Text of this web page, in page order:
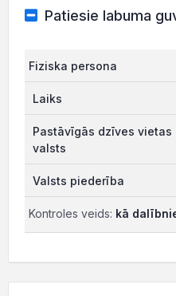
Patiesie labuma
Fiziska persona
Kontroles veids: kā